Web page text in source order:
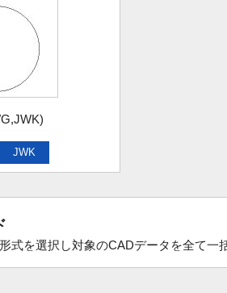
JWK
式を選択し対象のCADデータを全て一